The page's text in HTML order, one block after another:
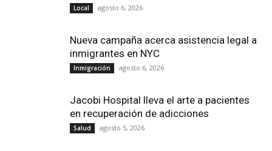
Local agosto 6, 2026
Nueva campaña acerca asistencia legal a
inmigrantes en NYC
Inmigración agosto 6, 2026
Jacobi Hospital lleva el arte a pacientes
en recuperación de adicciones
Salud agosto 5, 2026